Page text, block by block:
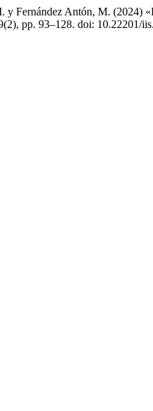
Fernández Antón, M. (2024)
pp. 93–128. doi: 10.22201/